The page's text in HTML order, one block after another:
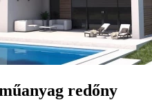
redőny